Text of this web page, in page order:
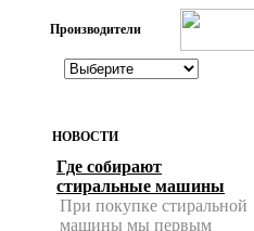
Производители
НОВОСТИ
Где собирают
стиральные машины
При покупке стиральной
машины мы первым